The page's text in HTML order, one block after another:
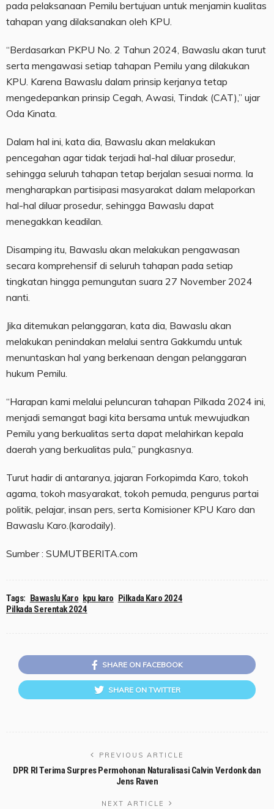
pada pelaksanaan Pemilu bertujuan untuk menjamin kualitas
tahapan yang dilaksanakan oleh KPU.
“Berdasarkan PKPU No. 2 Tahun 2024, Bawaslu akan turut
serta mengawasi setiap tahapan Pemilu yang dilakukan
KPU. Karena Bawaslu dalam prinsip kerjanya tetap
mengedepankan prinsip Cegah, Awasi, Tindak (CAT),” ujar
Oda Kinata.
Dalam hal ini, kata dia, Bawaslu akan melakukan
pencegahan agar tidak terjadi hal-hal diluar prosedur,
sehingga seluruh tahapan tetap berjalan sesuai norma. Ia
mengharapkan partisipasi masyarakat dalam melaporkan
hal-hal diluar prosedur, sehingga Bawaslu dapat
menegakkan keadilan.
Disamping itu, Bawaslu akan melakukan pengawasan
secara komprehensif di seluruh tahapan pada setiap
tingkatan hingga pemungutan suara 27 November 2024
nanti.
Jika ditemukan pelanggaran, kata dia, Bawaslu akan
melakukan penindakan melalui sentra Gakkumdu untuk
menuntaskan hal yang berkenaan dengan pelanggaran
hukum Pemilu.
“Harapan kami melalui peluncuran tahapan Pilkada 2024 ini,
menjadi semangat bagi kita bersama untuk mewujudkan
Pemilu yang berkualitas serta dapat melahirkan kepala
daerah yang berkualitas pula,” pungkasnya.
Turut hadir di antaranya, jajaran Forkopimda Karo, tokoh
agama, tokoh masyarakat, tokoh pemuda, pengurus partai
politik, pelajar, insan pers, serta Komisioner KPU Karo dan
Bawaslu Karo.(karodaily).
Sumber : SUMUTBERITA.com
Tags: Bawaslu Karo kpu karo Pilkada Karo 2024
Pilkada Serentak 2024
SHARE ON FACEBOOK
SHARE ON TWITTER
PREVIOUS ARTICLE
DPR RI Terima Surpres Permohonan Naturalisasi Calvin Verdonk dan
Jens Raven
NEXT ARTICLE